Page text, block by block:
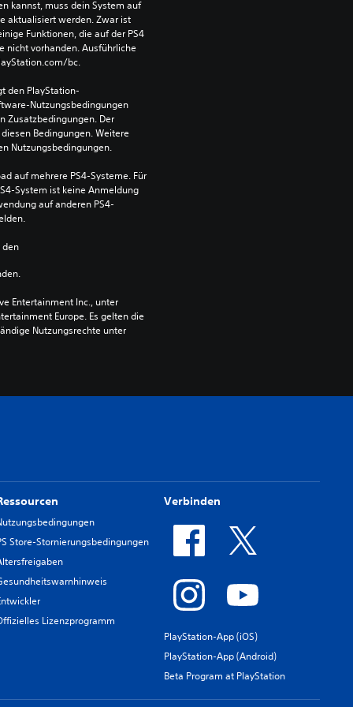
kannst, muss dein System auf
aktualisiert werden. Zwar ist
Funktionen, die auf der PS4
nicht vorhanden. Ausführliche
bc.
den PlayStation-
Nutzungsbedingungen
Zusatzbedingungen. Der
Bedingungen. Weitere
Nutzungsbedingungen.
auf mehrere PS4-Systeme. Für
System ist keine Anmeldung
auf anderen PS4-
den
Entertainment Inc., unter
Europe. Es gelten die
Nutzungsrechte unter
Store-Stornierungsbedingungen
Lizenzprogramm
Verbinden
PlayStation-App (iOS)
PlayStation-App (Android)
Beta Program at PlayStation